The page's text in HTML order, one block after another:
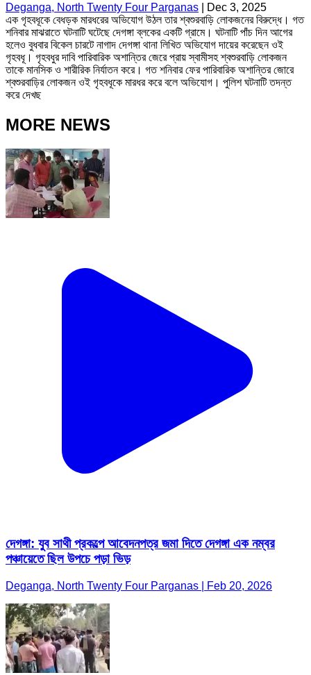
Deganga, North Twenty Four Parganas
Dec 3, 2025
এক গৃহবধূকে বেধড়ক মারধরের অভিযোগ উঠল তার শ্বশুরবাড়ি লোকজনের বিরুদ্ধে। গত
শনিবার মাঝরাতে ঘটনাটি ঘটেছে দেগঙ্গা ব্লকের একটি গ্রামে। ঘটনাটি পাঁচ দিন আগের
হলেও বুধবার বিকেল চারটে নাগাদ দেগঙ্গা থানা লিখিত অভিযোগ দায়ের করেছেন ওই
গৃহবধূ। গৃহবধুর দাবি পারিবারিক অশান্তির জেরে প্রায় স্বামীসহ শ্বশুরবাড়ি লোকজন
তাকে মানসিক ও শারীরিক নির্যাতন করে। গত শনিবার ফের পারিবারিক অশান্তির জোরে
শ্বশুরবাড়ির লোকজন ওই গৃহবধূকে মারধর করে বলে অভিযোগ। পুলিশ ঘটনাটি তদন্ত
করে দেখছ
MORE NEWS
দেগঙ্গা: যুব সাথী প্রকল্পে আবেদনপত্র জমা দিতে দেগঙ্গা এক নম্বর
পঞ্চায়েতে ছিল উপচে পড়া ভিড়
Deganga, North Twenty Four Parganas | Feb 20, 2026